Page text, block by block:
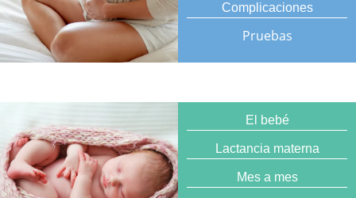
Complicaciones
Pruebas
El bebé
Lactancia materna
Mes a mes